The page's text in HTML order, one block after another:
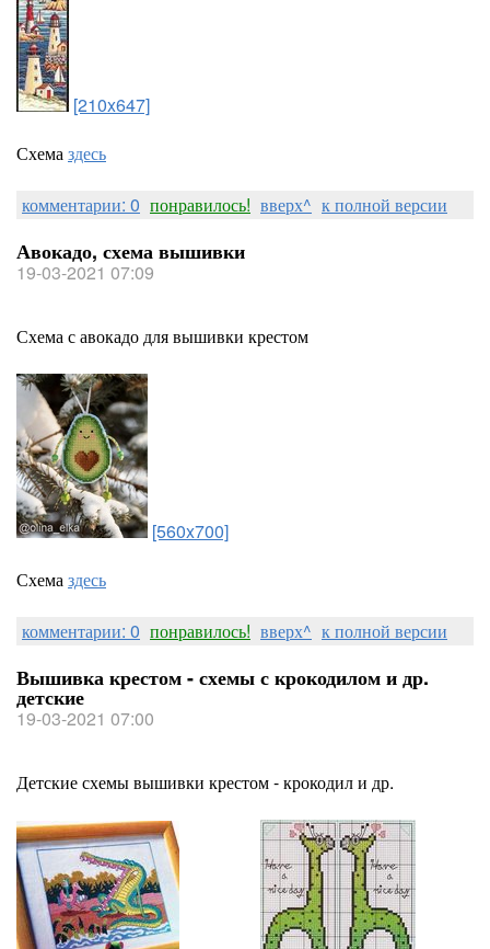
[210x647]
Схемаздесь
комментарии: 0 понравилось! вверх^ к полной версии
Авокадо, схема вышивки
19-03-2021 07:09
Схема с авокадо для вышивки крестом
[560x700]
Схемаздесь
комментарии: 0 понравилось! вверх^ к полной версии
Вышивка крестом - схемы с крокодилом и др.
детские
19-03-2021 07:00
Детские схемы вышивки крестом - крокодил и др.